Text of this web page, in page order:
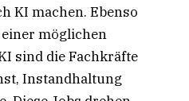
KI machen. Ebenso
möglichen
sind die Fachkräfte
Instandhaltung